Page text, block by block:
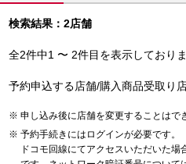
検索結果：2店舗
全2件中1 〜 2件目を表示しており
予約申込する店舗/購入商品受取り
申し込み後に店舗を変更することはで
予約手続きにはログインが必要です。
ドコモ回線にてアクセスいただいた